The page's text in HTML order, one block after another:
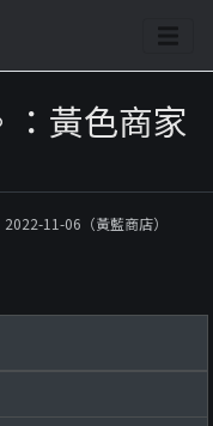
：黃色商家
2022-11-06（黃藍商店）